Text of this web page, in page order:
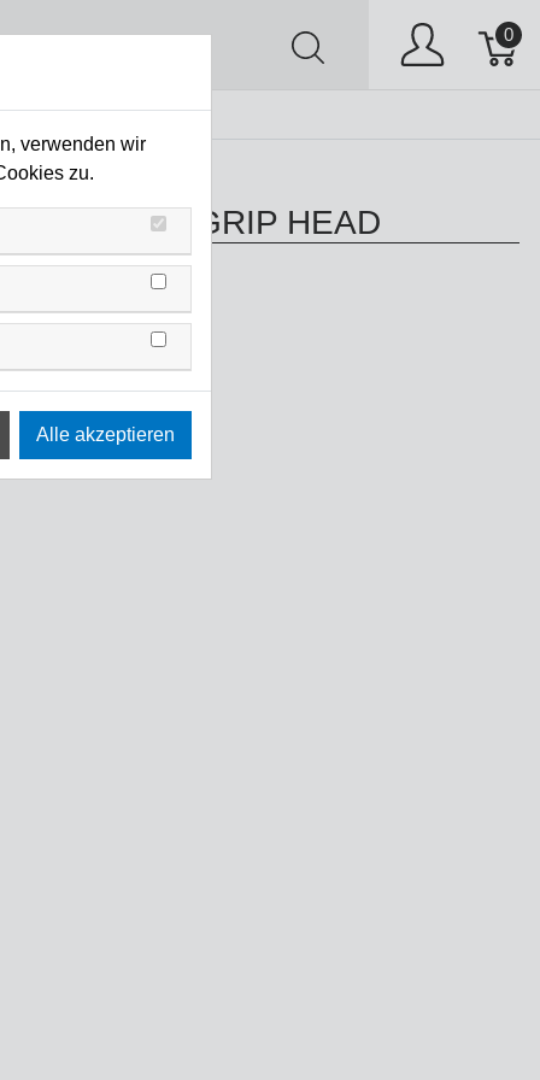
0
AV Stock Clearing
2 1/2" GRIP HEAD
verwenden wir
zu.